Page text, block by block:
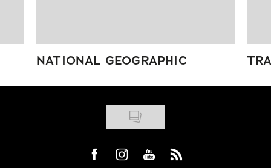
NATIONAL GEOGRAPHIC
Visit us on Facebook
Visit us on Instagram
Visit us on Youtube
Visit us on Rss